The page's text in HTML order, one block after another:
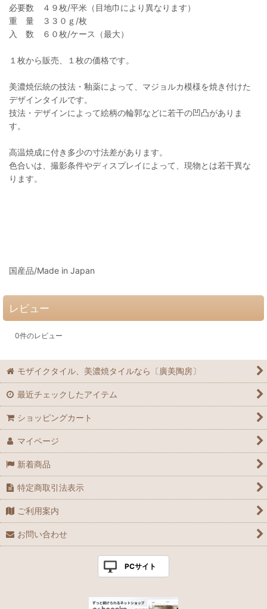
必要数 ４９枚/平米（目地巾により異なります）
重 量 ３３０ｇ/枚
入 数 ６０枚/ケース（最大）
１枚から販売、１枚の価格です。
美濃焼伝統の技法・釉薬によって、マジョルカ模様を焼き付けた
デザインタイルです。
技法・デザインによって絵柄の輪郭などに若干の凹凸がありま
す。
高温焼成に付き多少の寸法差があります。
色合いは、撮影条件やディスプレイによって、現物とは若干異な
ります。
国産品/Made in Japan
レビュー
0件のレビュー
モザイクタイル、美濃焼タイルなら〔廣美陶房〕
最近チェックしたアイテム
ショッピングカート
マイページ
新着商品
特定商取引法表示
ご利用案内
お問い合わせ
PCサイト